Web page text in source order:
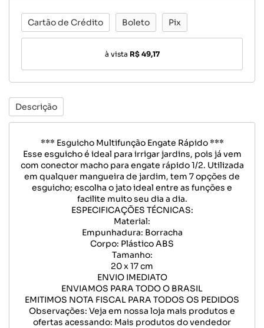
Cartão de Crédito Boleto Pix
à vista R$ 49,17
Descrição
*** Esguicho Multifunção Engate Rápido ***
Esse esguicho é ideal para irrigar jardins, pois já vem
com conector macho para engate rápido 1/2. Utilizada
em qualquer mangueira de jardim, tem 7 opções de
esguicho; escolha o jato ideal entre as funções e
facilite muito seu dia a dia.
ESPECIFICAÇÕES TÉCNICAS:
Material:
Empunhadura: Borracha
Corpo: Plástico ABS
Tamanho:
20 x 17 cm
ENVIO IMEDIATO
ENVIAMOS PARA TODO O BRASIL
EMITIMOS NOTA FISCAL PARA TODOS OS PEDIDOS
Observações: Veja em nossa loja mais produtos e
ofertas acessando: Mais produtos do vendedor